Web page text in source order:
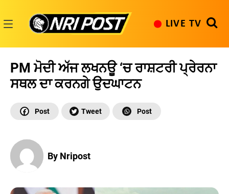
content
LIVE TV
PM ਮੋਦੀ ਅੱਜ ਲਖਨਊ ‘ਚ ਰਾਸ਼ਟਰੀ ਪ੍ਰੇਰਨਾ
ਸਥਲ ਦਾ ਕਰਨਗੇ ਉਦਘਾਟਨ
By Nripost